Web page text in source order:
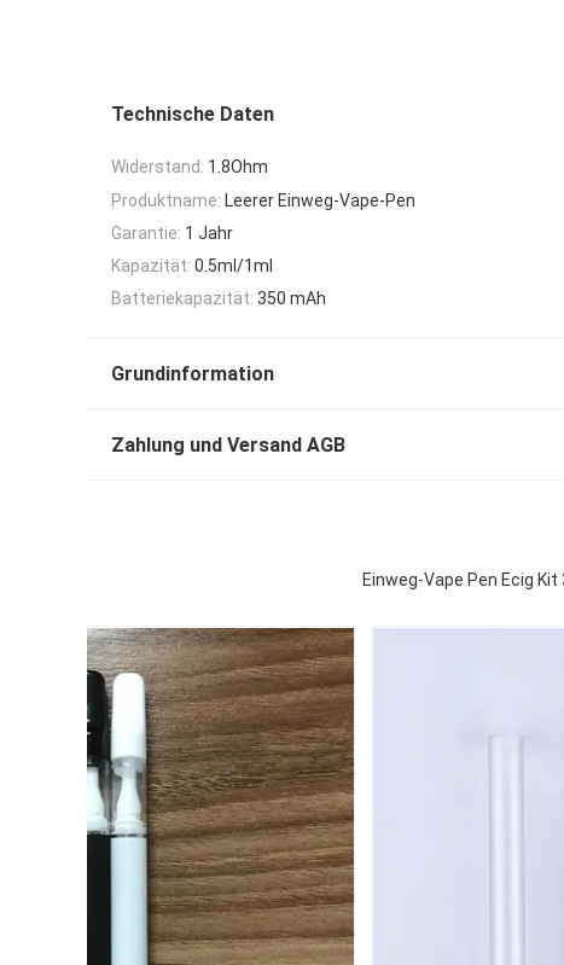
Technische Daten
Widerstand: 1.8Ohm
Produktname: Leerer Einweg-Vape-Pen
Garantie: 1 Jahr
Kapazität: 0.5ml/1ml
Batteriekapazität: 350 mAh
Grundinformation
Zahlung und Versand AGB
Einweg-Vape Pen Ecig